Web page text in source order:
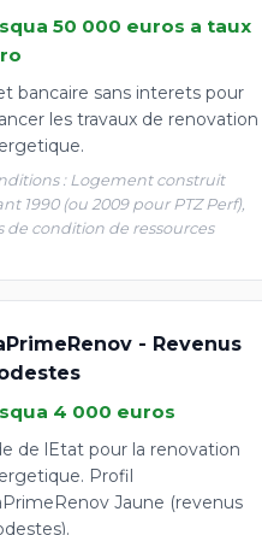
50 000 euros a taux
bancaire sans interets pour
les travaux de renovation
: Logement construit
1990 (ou 2009 pour PTZ Perf),
de condition de ressources
- Revenus
4 000 euros
de lEtat pour la renovation
Profil
Jaune (revenus